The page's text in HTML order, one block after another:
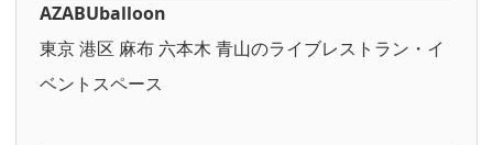
AZABUballoon
東京 港区 麻布 六本木 青山のライブレストラン・イ
ベントスペース